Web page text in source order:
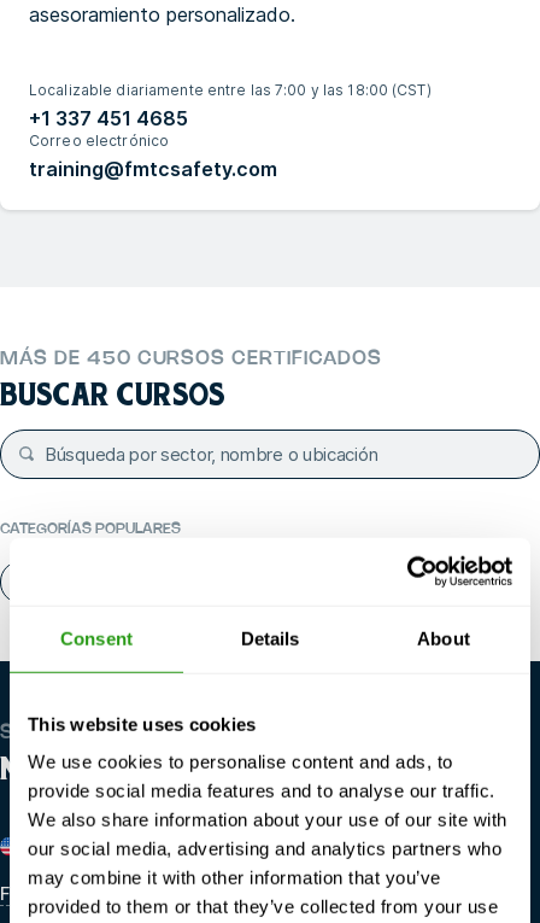
Consent Details About
This website uses cookies
We use cookies to personalise content and ads, to
provide social media features and to analyse our traffic.
We also share information about your use of our site with
our social media, advertising and analytics partners who
may combine it with other information that you’ve
provided to them or that they’ve collected from your use
asesoramiento personalizado.
Localizable diariamente entre las 7:00 y las 18:00 (CST)
+1 337 451 4685
Correo electrónico
training@fmtcsafety.com
MÁS DE 450 CURSOS CERTIFICADOS
BUSCAR CURSOS
CATEGORÍAS POPULARES
SOMOS GLOBALES
NUESTRAS SEDES
Estados Unidos
FMTC M&A New Iberia
Bélgica